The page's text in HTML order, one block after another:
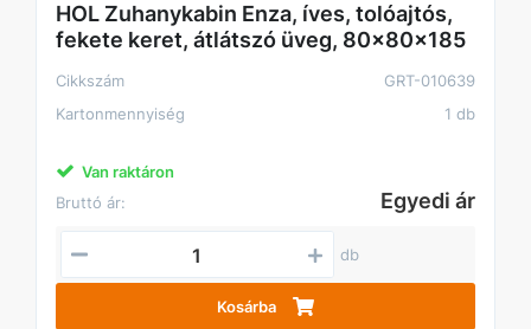
HOL Zuhanykabin Enza, íves, tolóajtós,
fekete keret, átlátszó üveg, 80x80x185
Cikkszám
GRT-010639
Kartonmennyiség
1 db
Van raktáron
Bruttó ár:
Egyedi ár
db
Kosárba